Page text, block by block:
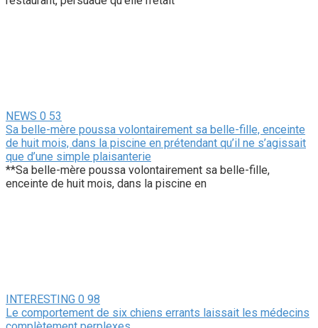
NEWS 0 53
Sa belle-mère poussa volontairement sa belle-fille, enceinte
de huit mois, dans la piscine en prétendant qu’il ne s’agissait
que d’une simple plaisanterie
**Sa belle-mère poussa volontairement sa belle-fille,
enceinte de huit mois, dans la piscine en
INTERESTING 0 98
Le comportement de six chiens errants laissait les médecins